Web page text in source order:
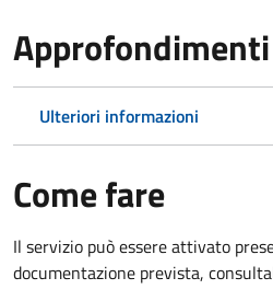
Approfondimenti
Ulteriori informazioni
Come fare
Il servizio può essere attivato
documentazione prevista,